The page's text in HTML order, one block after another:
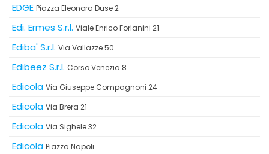
EDGE Piazza Eleonora Duse 2
Edi. Ermes S.r.l. Viale Enrico Forlanini 21
Ediba' S.r.l. Via Vallazze 50
Edibeez S.r.l. Corso Venezia 8
Edicola Via Giuseppe Compagnoni 24
Edicola Via Brera 21
Edicola Via Sighele 32
Edicola Piazza Napoli